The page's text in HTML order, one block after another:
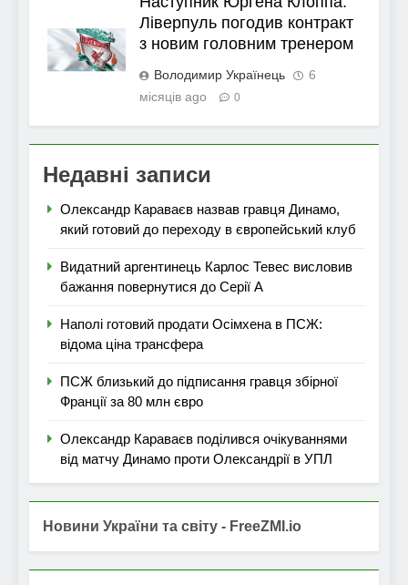
Ліверпуль погодив контракт
з новим головним тренером
Володимир Українець
6
місяців ago
0
Недавні записи
Олександр Караваєв назвав гравця Динамо,
який готовий до переходу в європейський клуб
Видатний аргентинець Карлос Тевес висловив
бажання повернутися до Серії А
Наполі готовий продати Осімхена в ПСЖ:
відома ціна трансфера
ПСЖ близький до підписання гравця збірної
Франції за 80 млн євро
Олександр Караваєв поділився очікуваннями
від матчу Динамо проти Олександрії в УПЛ
Новини України та світу - FreeZMI.io